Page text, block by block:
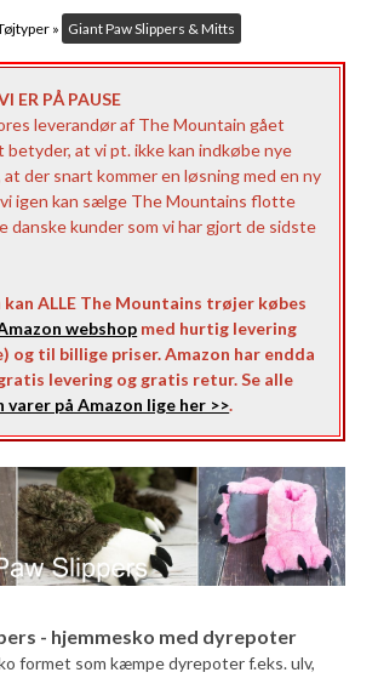
» Giant Paw Slippers & Mitts
ER PÅ PAUSE
leverandør af The Mountain gået
betyder, at vi pt. ikke kan indkøbe nye
at der snart kommer en løsning med en ny
igen kan sælge The Mountains flotte
danske kunder som vi har gjort de sidste
ALLE The Mountains trøjer købes
webshop med hurtig levering
og til billige priser. Amazon har endda
levering og gratis retur. Se alle
på Amazon lige her >>.
- hjemmesko med dyrepoter
formet som kæmpe dyrepoter f.eks. ulv,